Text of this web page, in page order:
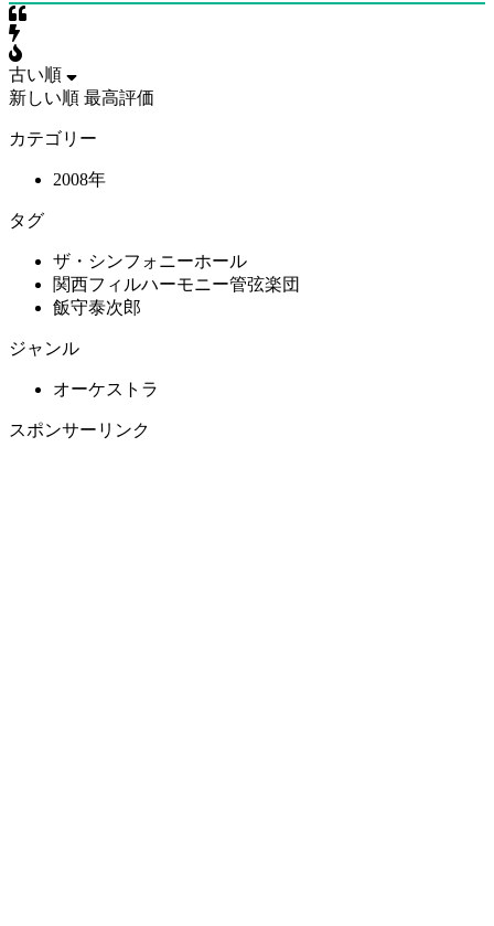
古い順
新しい順 最高評価
カテゴリー
2008年
タグ
ザ・シンフォニーホール
関西フィルハーモニー管弦楽団
飯守泰次郎
ジャンル
オーケストラ
スポンサーリンク